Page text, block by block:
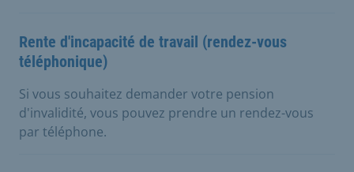
Rente d'incapacité de travail (rendez-vous
téléphonique)
Si vous souhaitez demander votre pension
d'invalidité, vous pouvez prendre un rendez-vous
par téléphone.